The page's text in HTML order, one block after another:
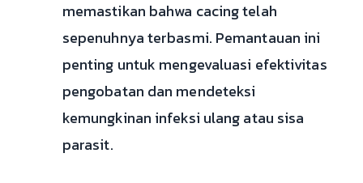
memastikan bahwa cacing telah
sepenuhnya terbasmi. Pemantauan ini
penting untuk mengevaluasi efektivitas
pengobatan dan mendeteksi
kemungkinan infeksi ulang atau sisa
parasit.